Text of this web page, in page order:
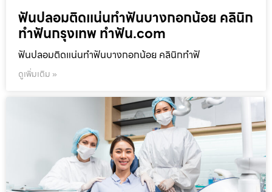
ฟันปลอมติดแน่นทำฟันบางกอกน้อย คลินิก
ทำฟันกรุงเทพ ทำฟัน.com
ฟันปลอมติดแน่นทำฟันบางกอกน้อย คลินิกทำฟั
ดูเพิ่มเติม »